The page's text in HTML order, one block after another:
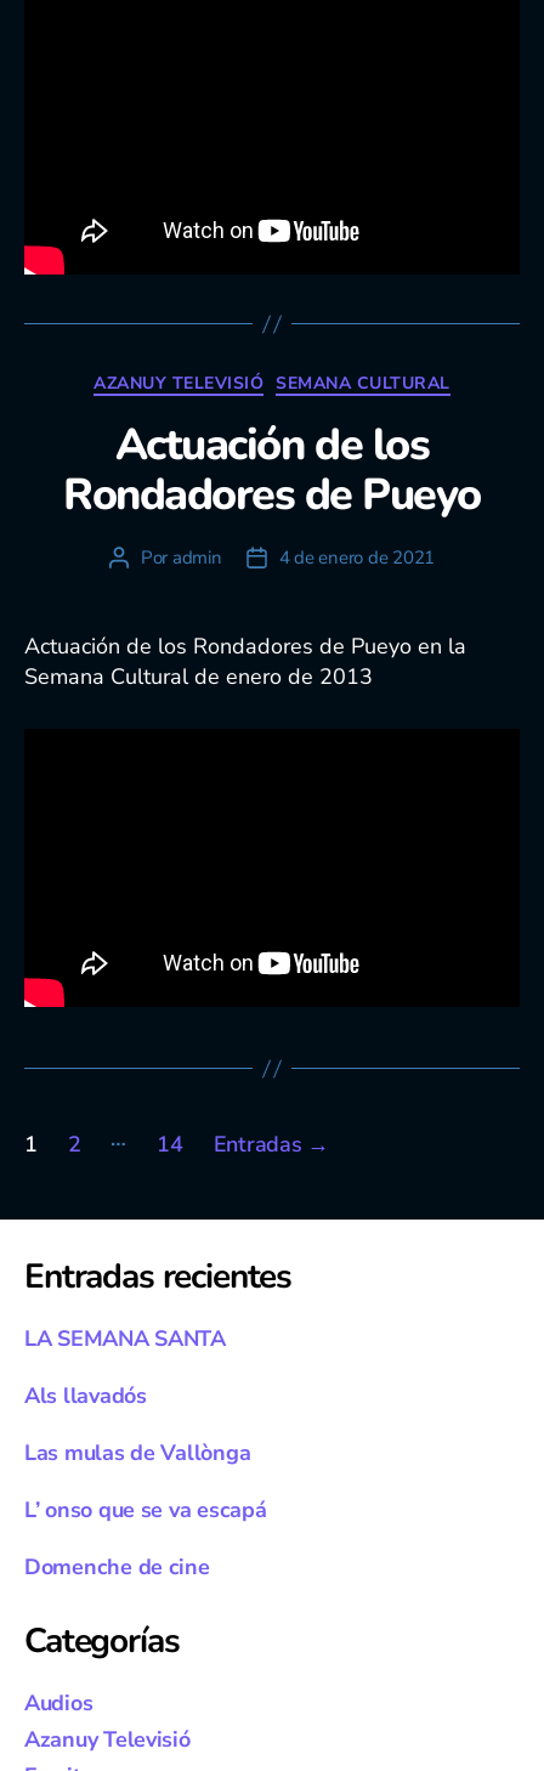
Categorías
AZANUY TELEVISIÓ SEMANA CULTURAL
Actuación de los
Rondadores de Pueyo
Autor
entrada
Por admin
Fecha
entrada
4 de enero de 2021
Actuación de los Rondadores de Pueyo en la
Semana Cultural de enero de 2013
Paginación
entradas
1 2 … 14 Entradas →
Entradas recientes
LA SEMANA SANTA
Als llavadós
Las mulas de Vallònga
L’ onso que se va escapá
Domenche de cine
Categorías
Audios
Azanuy Televisió